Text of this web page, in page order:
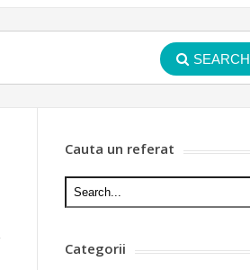
SEARCH
Cauta un referat
Categorii